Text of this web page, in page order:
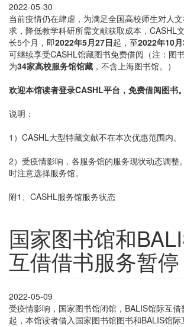
2022-05-30
当前疫情仍在肆虐，为满足全国高校师生对人
求，降低教学科研所需文献获取成本，CASHL
长5个月，即2022年5月27日起，至2022年10
可继续享受CASHL馆藏图书免费借阅（注：图
为34家高校服务馆馆藏 ，不含上海图书馆。）
欢迎本馆读者登录CASHL平台，免费借阅图书。
说明：
1）CASHL大型特藏文献不在本次优惠范围内。
2）受疫情影响，各服务馆的服务现状动态调整
时注意选择服务馆。
附1、CASHL服务馆服务状态
国家图书馆和
互借借书服务暂停
2022-05-09
受疫情影响，国家图书馆闭馆，BALIS馆际互借
起，本馆读者借入国家图书馆图书和BALIS馆际